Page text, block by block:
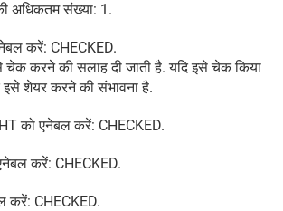
अधिकतम संख्या: 1.
करें: CHECKED.
चेक करने की सलाह दी जाती है. यदि इसे चेक किया
इसे शेयर करने की संभावना है.
को एनेबल करें: CHECKED.
करें: CHECKED.
करें: CHECKED.